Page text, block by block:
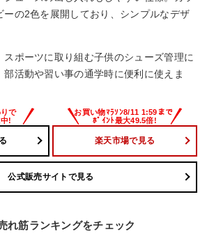
ーの2色を展開しており、シンプルなデザ
ポーツに取り組む子供のシューズ管理に
部活動や習い事の通学時に便利に使えま
楽天市場で見る
公式販売サイトで見る
れ筋ランキングをチェック